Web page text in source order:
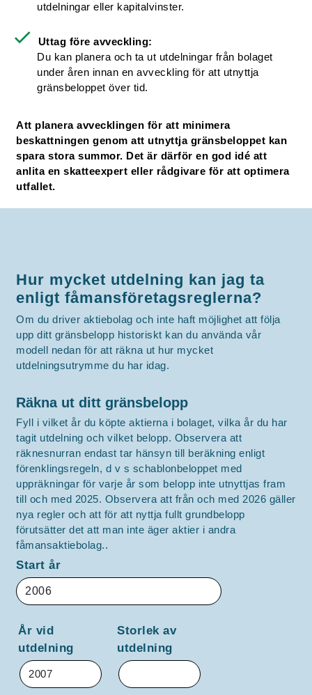
utdelningar eller kapitalvinster.
Uttag före avveckling:
Du kan planera och ta ut utdelningar från bolaget
under åren innan en avveckling för att utnyttja
gränsbeloppet över tid.
Att planera avvecklingen för att minimera
beskattningen genom att utnyttja gränsbeloppet kan
spara stora summor. Det är därför en god idé att
anlita en skatteexpert eller rådgivare för att optimera
utfallet.
Hur mycket utdelning kan jag ta
enligt fåmansföretagsreglerna?
Om du driver aktiebolag och inte haft möjlighet att följa
upp ditt gränsbelopp historiskt kan du använda vår
modell nedan för att räkna ut hur mycket
utdelningsutrymme du har idag.
Räkna ut ditt gränsbelopp
Fyll i vilket år du köpte aktierna i bolaget, vilka år du har
tagit utdelning och vilket belopp. Observera att
räknesnurran endast tar hänsyn till beräkning enligt
förenklingsregeln, d v s schablonbeloppet med
uppräkningar för varje år som belopp inte utnyttjas fram
till och med 2025. Observera att från och med 2026 gäller
nya regler och att för att nyttja fullt grundbelopp
förutsätter det att man inte äger aktier i andra
fåmansaktiebolag..
Start år
År vid
utdelning
Storlek av
utdelning